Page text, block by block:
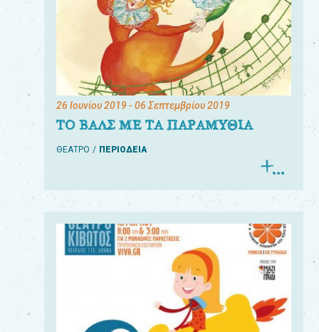
26 Ιουνίου 2019- 06 Σεπτεμβρίου 2019
ΤΟ ΒΑΛΣ ΜΕ ΤΑ ΠΑΡΑΜΥΘΙΑ
ΘΕΑΤΡΟ ΠΕΡΙΟΔΕΙΑ